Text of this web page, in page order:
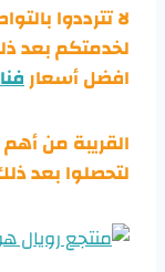
لا تترددوا
لخدمتكم بعد
افضل أسعار
القريبة من
لتحصلوا بعد